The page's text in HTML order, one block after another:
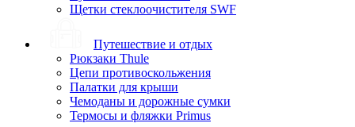
Щетки стеклоочистителя SWF
Путешествие и отдых
Рюкзаки Thule
Цепи противоскольжения
Палатки для крыши
Чемоданы и дорожные сумки
Термосы и фляжки Primus